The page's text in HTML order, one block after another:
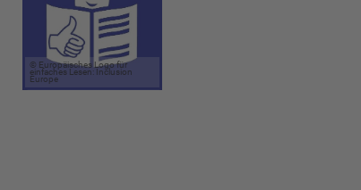
© Europäisches Logo für
einfaches Lesen: Inclusion
Europe